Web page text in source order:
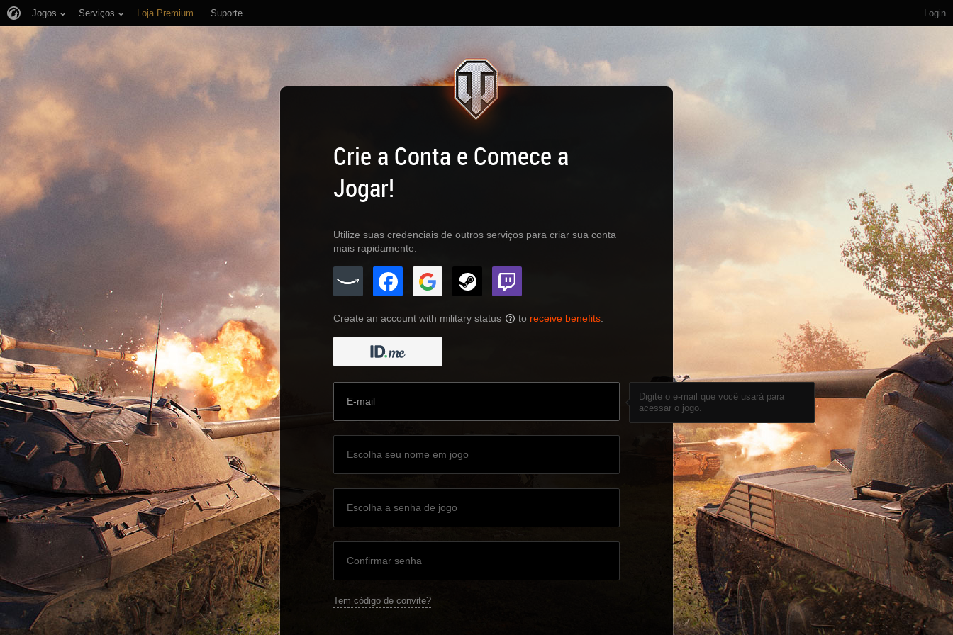
Login
Jogos Serviços Loja Premium Suporte
Crie a Conta e Comece a
Jogar!
Utilize suas credenciais de outros serviços para criar sua conta
mais rapidamente:
Create an account with military status ? to receive benefits:
Digite o e-mail que você usará para
acessar o jogo.
Tem código de convite?